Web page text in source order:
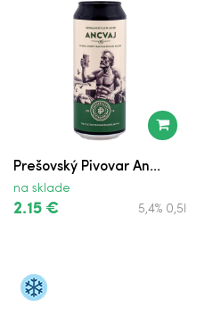
Prešovský Pivovar An...
na sklade
2.15 € 5,4% 0,5l